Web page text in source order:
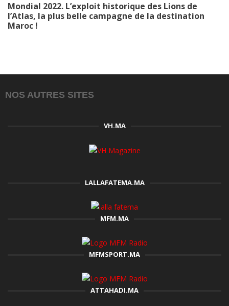
Mondial 2022. L’exploit historique des Lions de
l’Atlas, la plus belle campagne de la destination
Maroc !
NOS AUTRES SITES
VH.MA
LALLAFATEMA.MA
MFM.MA
MFMSPORT.MA
ATTAHADI.MA